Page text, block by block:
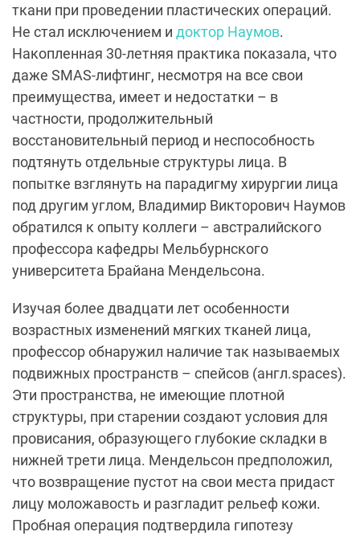
ткани при проведении пластических операций.
Не стал исключением и доктор Наумов.
Накопленная 30-летняя практика показала, что
даже SMAS-лифтинг, несмотря на все свои
преимущества, имеет и недостатки – в
частности, продолжительный
восстановительный период и неспособность
подтянуть отдельные структуры лица. В
попытке взглянуть на парадигму хирургии лица
под другим углом, Владимир Викторович Наумов
обратился к опыту коллеги – австралийского
профессора кафедры Мельбурнского
университета Брайана Мендельсона.
Изучая более двадцати лет особенности
возрастных изменений мягких тканей лица,
профессор обнаружил наличие так называемых
подвижных пространств – спейсов (англ.spaces).
Эти пространства, не имеющие плотной
структуры, при старении создают условия для
провисания, образующего глубокие складки в
нижней трети лица. Мендельсон предположил,
что возвращение пустот на свои места придаст
лицу моложавость и разгладит рельеф кожи.
Пробная операция подтвердила гипотезу